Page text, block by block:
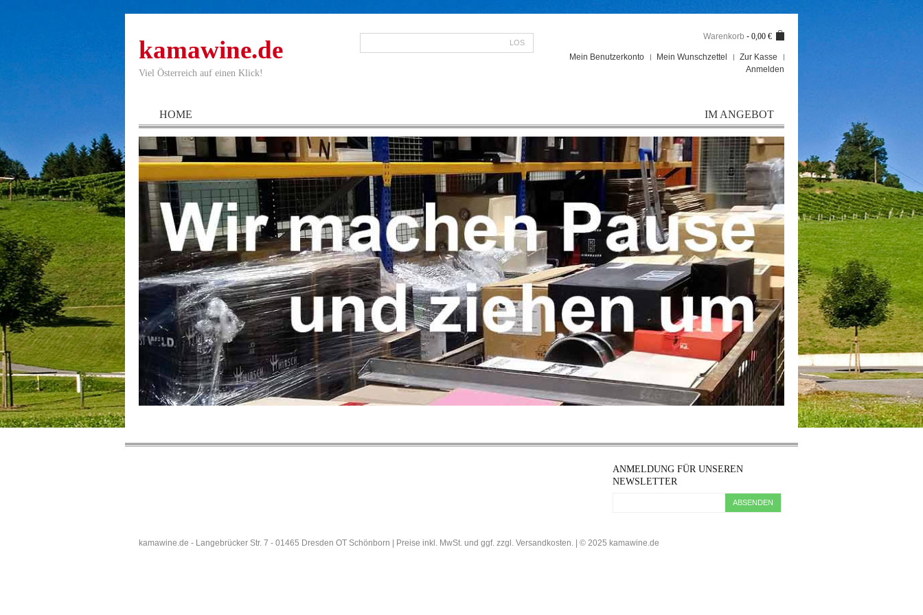
kamawine.de
Viel Österreich auf einen Klick!
LOS
Warenkorb - 0,00 €
Mein Benutzerkonto Mein Wunschzettel
Zur Kasse
Anmelden
HOME IM ANGEBOT
ANMELDUNG FÜR UNSEREN
NEWSLETTER
ABSENDEN
kamawine.de - Langebrücker Str. 7 - 01465 Dresden OT Schönborn | Preise inkl. MwSt. und ggf. zzgl. Versandkosten. | © 2025 kamawine.de